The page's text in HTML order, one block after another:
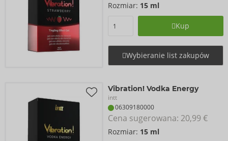
Rozmiar: 15 ml
Kup
Wybieranie list zakupów
Vibration! Vodka Energy
intt
06309180000
Cena sugerowana: 20,99 €
Rozmiar: 15 ml